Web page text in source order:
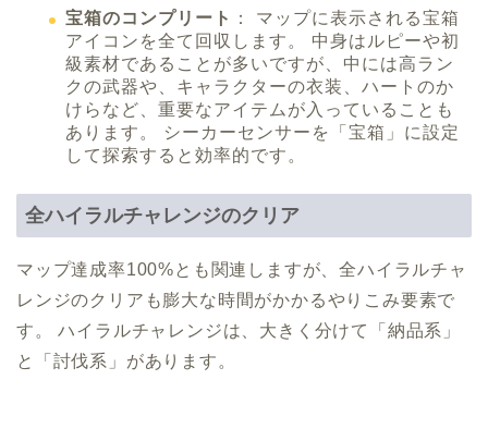
宝箱のコンプリート
： マップに表示される宝箱
アイコンを全て回収します。 中身はルピーや初
級素材であることが多いですが、中には高ラン
クの武器や、キャラクターの衣装、ハートのか
けらなど、重要なアイテムが入っていることも
あります。 シーカーセンサーを「宝箱」に設定
して探索すると効率的です。
全ハイラルチャレンジのクリア
マップ達成率100%とも関連しますが、全ハイラルチャ
レンジのクリアも膨大な時間がかかるやりこみ要素で
す。 ハイラルチャレンジは、大きく分けて「納品系」
と「討伐系」があります。